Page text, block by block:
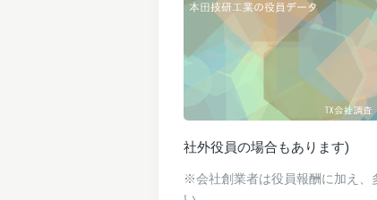
社外役員の場合もあります)
※会社創業者は役員報酬に加え、